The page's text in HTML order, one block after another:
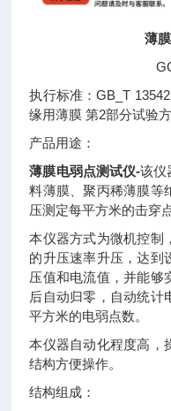
薄
执行标准：GB_T
缘用薄膜 第2部分试验
产品用途：
薄膜电弱点测试仪-该仪
料薄膜、聚丙稀薄膜等
压测定每平方米的击穿
本仪器方式为微机控制
的升压速率升压，达到
压值和电流值，并能够
后自动归零，自动统计
平方米的电弱点数。
本仪器自动化程度高，
结构方便操作。
结构组成：